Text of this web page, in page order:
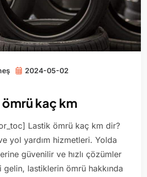
2024-05-02
kaç km
Lastik ömrü kaç km dir?
yol yardım hizmetleri. Yolda
güvenilir ve hızlı çözümler
gelin, lastiklerin ömrü hakkında